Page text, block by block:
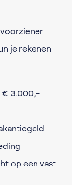
je rekenen
€ 3.000,-
op een vast